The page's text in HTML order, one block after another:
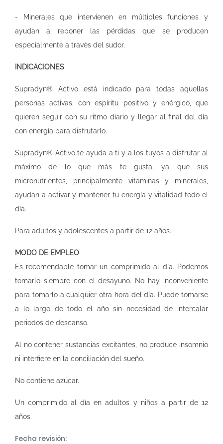
- Minerales que intervienen en múltiples funciones y
ayudan a reponer las pérdidas que se producen
especialmente a través del sudor.
INDICACIONES
Supradyn® Activo está indicado para todas aquellas
personas activas, con espíritu positivo y enérgico, que
quieren seguir con su ritmo diario y llegar al final del día
con energía para disfrutarlo.
Supradyn® Activo te ayuda a ti y a los tuyos a disfrutar al
máximo de lo que más te gusta, ya que sus
micronutrientes, principalmente vitaminas y minerales,
ayudan a activar y mantener tu energía y vitalidad todo el
día.
Para adultos y adolescentes a partir de 12 años.
MODO DE EMPLEO
Es recomendable tomar un comprimido al día. Podemos
tomarlo siempre con el desayuno. No hay inconveniente
para tomarlo a cualquier otra hora del día. Puede tomarse
a lo largo de todo el año sin necesidad de intercalar
periodos de descanso.
Al no contener sustancias excitantes, no produce insomnio
ni interfiere en la conciliación del sueño.
No contiene azúcar.
Un comprimido al día en adultos y niños a partir de 12
años.
Fecha revisión: